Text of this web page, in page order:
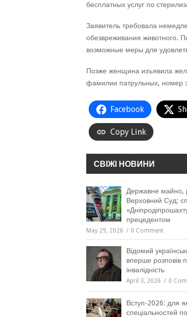
бесплатных услуг по
Заявитель требовала
обезвреживания животного.
возможные меры для
Позже женщина изъявила
фамилии патрульных, номер
Facebook
Copy Link
СВІЖІ НОВИНИ
Державне майно,
Верховний Суд:
прецедентом
May 29, 2026 0 Comment
Відомий
вперше розповів
інвалідність
April 3, 2026 0
Вступ-2026: для
спеціальностей